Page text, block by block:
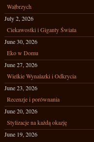
Wałbrzych
July 2, 2026
Ciekawostki i Giganty Świata
June 30, 2026
Eko w Domu
June 27, 2026
Wielkie Wynalazki i Odkrycia
June 23, 2026
Recenzje i porównania
June 20, 2026
Stylizacje na każdą okazję
June 19, 2026